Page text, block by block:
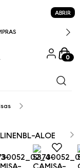
ABRIR
0